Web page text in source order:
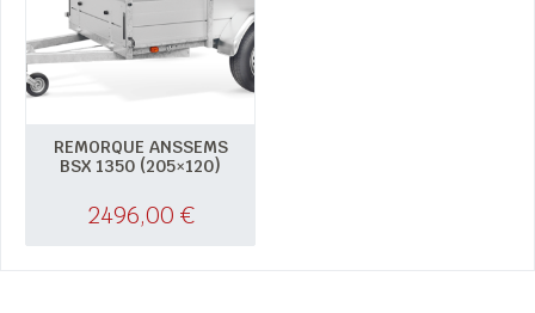
REMORQUE ANSSEMS
BSX 1350 (205×120)
2496,00 €